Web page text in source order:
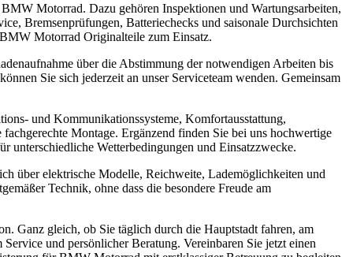
Motorrad. Dazu gehören Inspektionen und Wartungsarbeiten,
Bremsenprüfungen, Batteriechecks und saisonale Durchsichten
Motorrad Originalteile zum Einsatz.
über die Abstimmung der notwendigen Arbeiten bis
Sie sich jederzeit an unser Serviceteam wenden. Gemeinsam
und Kommunikationssysteme, Komfortausstattung,
Montage. Ergänzend finden Sie bei uns hochwertige
unterschiedliche Wetterbedingungen und Einsatzzwecke.
über elektrische Modelle, Reichweite, Lademöglichkeiten und
Technik, ohne dass die besondere Freude am
Ganz gleich, ob Sie täglich durch die Hauptstadt fahren, am
und persönlicher Beratung. Vereinbaren Sie jetzt einen